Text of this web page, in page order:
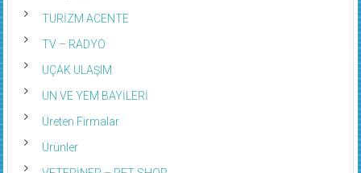
TURİZM ACENTE
TV – RADYO
UÇAK ULAŞIM
UN VE YEM BAYİLERİ
Üreten Firmalar
Ürünler